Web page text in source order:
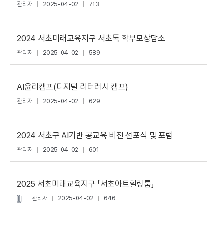
관리자 2025-04-02 713
2024 서초미래교육지구 서초톡 학부모상담소
관리자 2025-04-02 589
AI윤리캠프(디지털 리터러시 캠프)
관리자 2025-04-02 629
2024 서초구 AI기반 공교육 비전 선포식 및 포럼
관리자 2025-04-02 601
2025 서초미래교육지구 「서초아트힐링룸」
관리자 2025-04-02 646